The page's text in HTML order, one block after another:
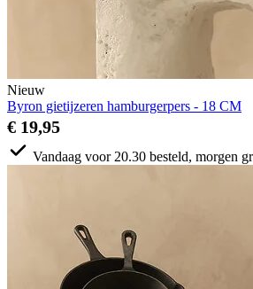
Nieuw
Byron gietijzeren hamburgerpers - 18 CM
€ 19,95
Vandaag voor 20.30 besteld, morgen